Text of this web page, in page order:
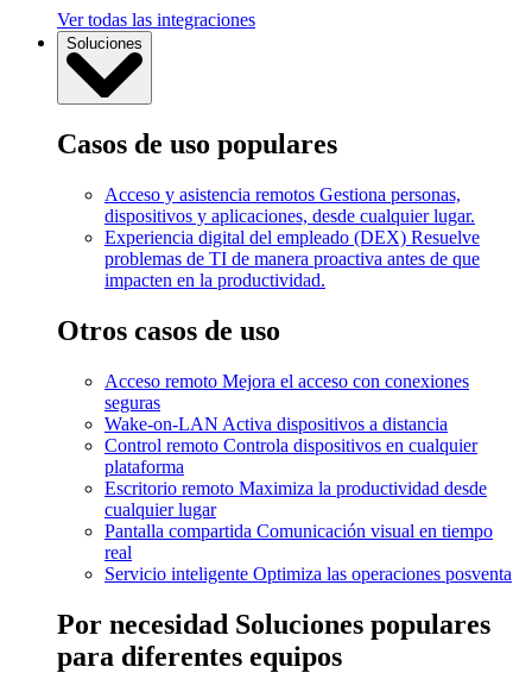
Ver todas las integraciones
Soluciones
Casos de uso populares
Acceso y asistencia remotos Gestiona personas,
dispositivos y aplicaciones, desde cualquier lugar.
Experiencia digital del empleado (DEX) Resuelve
problemas de TI de manera proactiva antes de que
impacten en la productividad.
Otros casos de uso
Acceso remoto Mejora el acceso con conexiones
seguras
Wake-on-LAN Activa dispositivos a distancia
Control remoto Controla dispositivos en cualquier
plataforma
Escritorio remoto Maximiza la productividad desde
cualquier lugar
Pantalla compartida Comunicación visual en tiempo
real
Servicio inteligente Optimiza las operaciones posventa
Por necesidad Soluciones populares
para diferentes equipos